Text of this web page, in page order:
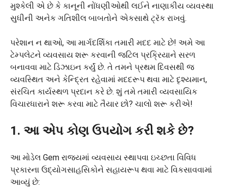
મુશ્કેલી એ છે કે કાનૂની નોંધણીઓથી લઈને નાણાકીય વ્યવસ્થા
સુધીની અનેક ગતિશીલ બાબતોને એકસાથે ટ્રૅક રાખવું.
પરેશાન ન થાઓ, આ માર્ગદર્શિકા તમારી મદદ માટે છે! અમે આ
ટેમ્પલેટને વ્યવસાય શરૂ કરવાની જટિલ પ્રક્રિયાને સરળ
બનાવવા માટે ડિઝાઇન કર્યું છે. તે તમને પ્રથમ દિવસથી જ
વ્યવસ્થિત અને કેન્દ્રિત રહેવામાં મદદરૂપ થવા માટે દૃશ્યમાન,
સંરચિત કાર્યસ્થળ પ્રદાન કરે છે. શું તમે તમારી વ્યવસાયિક
વિચારધારાને શરૂ કરવા માટે તૈયાર છો? ચાલો શરૂ કરીએ!
1. આ એપ કોણ ઉપયોગ કરી શકે છે?
આ મોડેલ Gem રાજ્યમાં વ્યવસાય સ્થાપવા ઇચ્છતા વિવિધ
પ્રકારના ઉદ્યોગસાહસિકોને સહાયરૂપ થવા માટે વિકસાવવામાં
આવ્યું છે: